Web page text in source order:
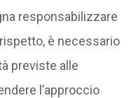
responsabilizzare
è necessario
previste alle
l’approccio